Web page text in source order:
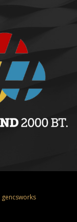
gencsworks